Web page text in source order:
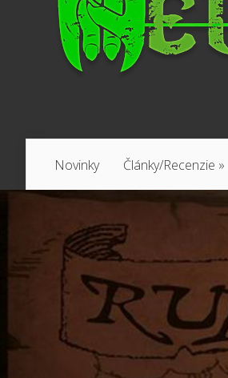
Novinky Články/Recenzie »